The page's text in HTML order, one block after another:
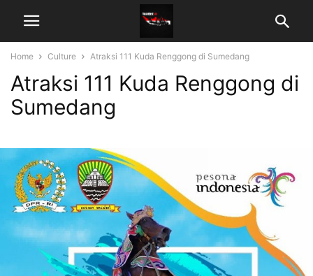
Home Culture Atraksi 111 Kuda Renggong di Sumedang
Atraksi 111 Kuda Renggong di
Sumedang